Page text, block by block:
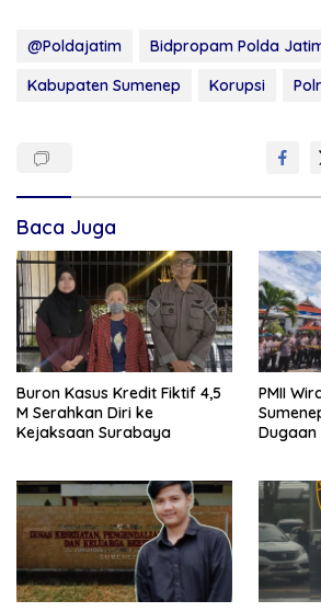
@Poldajatim
Bidpropam Polda
Kabupaten Sumenep
Korupsi
Baca Juga
Buron Kasus Kredit Fiktif 4,5
M Serahkan Diri ke
Kejaksaan Surabaya
PMII
Dugaan